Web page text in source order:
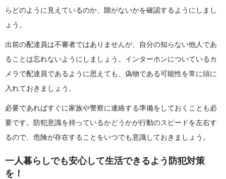
らどのように見えているのか、隙がないかを確認するようにしまし
ょう。
出前の配達員は不審者ではありませんが、自分の知らない他人であ
ることは忘れないようにしましょう。インターホンについているカ
メラで配達員であるように思えても、偽物である可能性を常に頭に
入れておきましょう。
必要であればすぐに家族や警察に連絡する準備をしておくことも必
要です。防犯意識を持っているかどうかが行動のスピードを左右す
るので、危険が存在することをいつでも意識しておきましょう。
一人暮らしでも安心して生活できるよう防犯対策
を！